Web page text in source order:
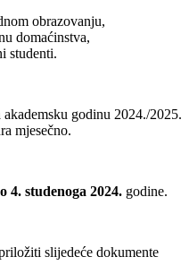
obrazovanju,
domaćinstva,
studenti.
godinu 2024./2025.
mjesečno.
4. studenoga 2024. godine.
slijedeće dokumente